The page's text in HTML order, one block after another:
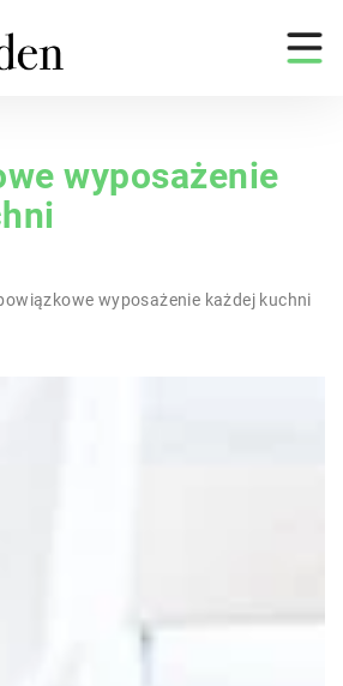
wyposażenie
wyposażenie każdej kuchni